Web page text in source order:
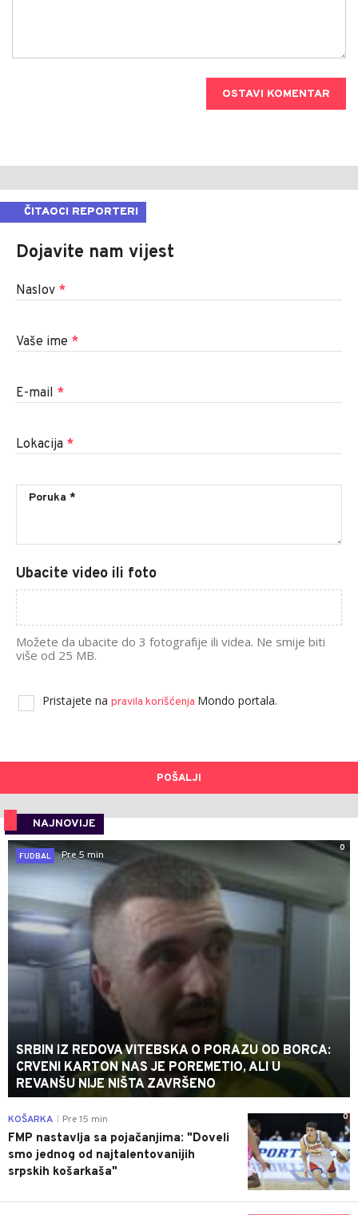
OSTAVI KOMENTAR
ČITAOCI REPORTERI
Dojavite nam vijest
Naslov *
Vaše ime *
E-mail *
Lokacija *
Ubacite video ili foto
Možete da ubacite do 3 fotografije ili videa. Ne smije biti
više od 25 MB.
Pristajete na pravila korišćenja Mondo portala.
POŠALJI
NAJNOVIJE
0
FUDBAL
Pre 5 min
SRBIN IZ REDOVA VITEBSKA O PORAZU OD BORCA:
CRVENI KARTON NAS JE POREMETIO, ALI U
REVANŠU NIJE NIŠTA ZAVRŠENO
0
KOŠARKA Pre 15 min
FMP nastavlja sa pojačanjima: "Doveli
smo jednog od najtalentovanijih
srpskih košarkaša"